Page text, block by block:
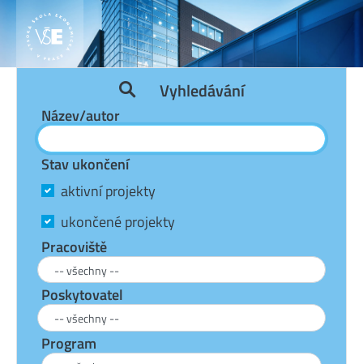
Vyhledávání
Název/autor
Stav ukončení
aktivní projekty
ukončené projekty
Pracoviště
Poskytovatel
Program